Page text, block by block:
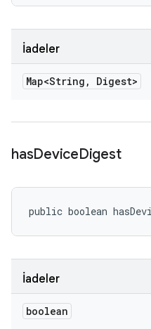
İadeler
Map<String , Digest>
hasDeviceDigest
public boolean
İadeler
boolean